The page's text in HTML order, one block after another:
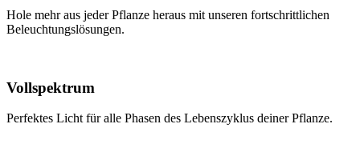
Hole mehr aus jeder Pflanze heraus mit unseren fortschrittlichen
Beleuchtungslösungen.
Vollspektrum
Perfektes Licht für alle Phasen des Lebenszyklus deiner Pflanze.